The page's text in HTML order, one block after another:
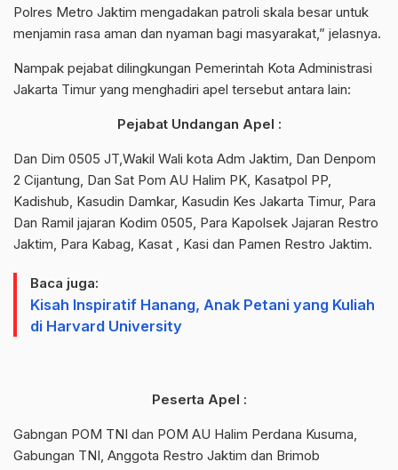
Polres Metro Jaktim mengadakan patroli skala besar untuk
menjamin rasa aman dan nyaman bagi masyarakat,” jelasnya.
Nampak pejabat dilingkungan Pemerintah Kota Administrasi
Jakarta Timur yang menghadiri apel tersebut antara lain:
Pejabat Undangan Apel :
Dan Dim 0505 JT,Wakil Wali kota Adm Jaktim, Dan Denpom
2 Cijantung, Dan Sat Pom AU Halim PK, Kasatpol PP,
Kadishub, Kasudin Damkar, Kasudin Kes Jakarta Timur, Para
Dan Ramil jajaran Kodim 0505, Para Kapolsek Jajaran Restro
Jaktim, Para Kabag, Kasat , Kasi dan Pamen Restro Jaktim.
Baca juga:
Kisah Inspiratif Hanang, Anak Petani yang Kuliah
di Harvard University
Peserta Apel :
Gabngan POM TNI dan POM AU Halim Perdana Kusuma,
Gabungan TNI, Anggota Restro Jaktim dan Brimob